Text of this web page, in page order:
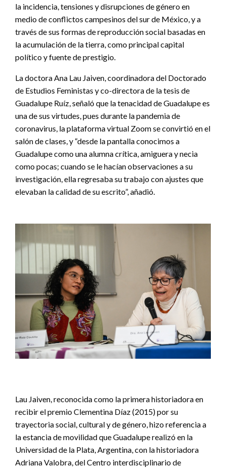
la incidencia, tensiones y disrupciones de género en
medio de conflictos campesinos del sur de México, y a
través de sus formas de reproducción social basadas en
la acumulación de la tierra, como principal capital
político y fuente de prestigio.
La doctora Ana Lau Jaiven, coordinadora del Doctorado
de Estudios Feministas y co-directora de la tesis de
Guadalupe Ruíz, señaló que la tenacidad de Guadalupe es
una de sus virtudes, pues durante la pandemia de
coronavirus, la plataforma virtual Zoom se convirtió en el
salón de clases, y “desde la pantalla conocimos a
Guadalupe como una alumna crítica, amiguera y necia
como pocas; cuando se le hacían observaciones a su
investigación, ella regresaba su trabajo con ajustes que
elevaban la calidad de su escrito”, añadió.
Lau Jaiven, reconocida como la primera historiadora en
recibir el premio Clementina Díaz (2015) por su
trayectoria social, cultural y de género, hizo referencia a
la estancia de movilidad que Guadalupe realizó en la
Universidad de la Plata, Argentina, con la historiadora
Adriana Valobra, del Centro interdisciplinario de